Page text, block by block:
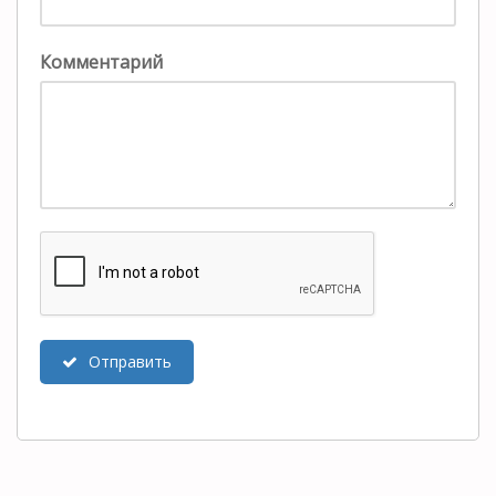
Комментарий
Отправить